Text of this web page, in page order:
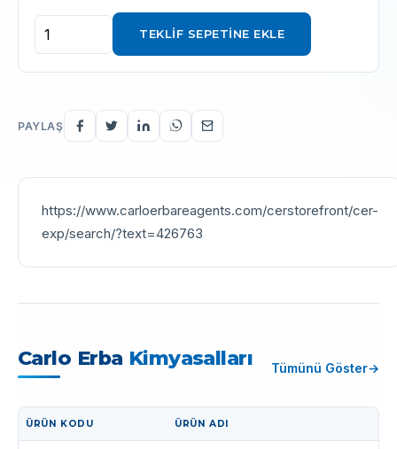
TEKLIF SEPETINE EKLE
PAYLAŞ
https://www.carloerbareagents.com/cerstorefront/cer-
exp/search/?text=426763
Carlo Erba Kimyasalları Tümünü Göster
ÜRÜN KODU ÜRÜN ADI